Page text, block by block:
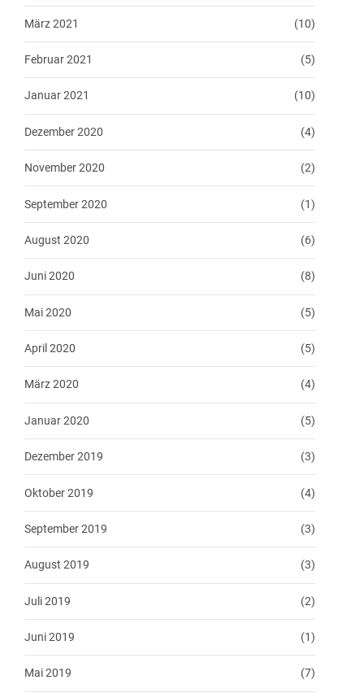
März 2021 (10)
Februar 2021 (5)
Januar 2021 (10)
Dezember 2020 (4)
November 2020 (2)
September 2020 (1)
August 2020 (6)
Juni 2020 (8)
Mai 2020 (5)
April 2020 (5)
März 2020 (4)
Januar 2020 (5)
Dezember 2019 (3)
Oktober 2019 (4)
September 2019 (3)
August 2019 (3)
Juli 2019 (2)
Juni 2019 (1)
Mai 2019 (7)